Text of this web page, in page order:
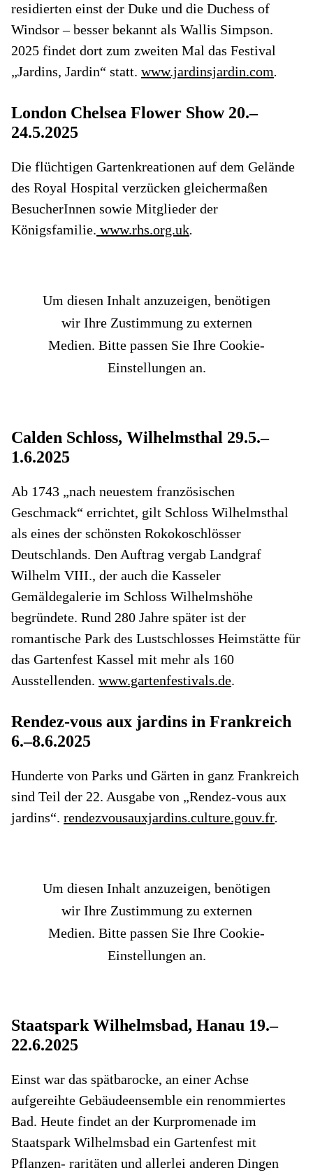
residierten einst der Duke und die Duchess of
Windsor – besser bekannt als Wallis Simpson.
2025 findet dort zum zweiten Mal das Festival
„Jardins, Jardin“ statt. www.jardinsjardin.com.
London Chelsea Flower Show 20.–
24.5.2025
Die flüchtigen Gartenkreationen auf dem Gelände
des Royal Hospital verzücken gleichermaßen
BesucherInnen sowie Mitglieder der
Königsfamilie. www.rhs.org.uk.
Um diesen Inhalt anzuzeigen, benötigen
wir Ihre Zustimmung zu externen
Medien. Bitte passen Sie Ihre Cookie-
Einstellungen an.
Calden Schloss, Wilhelmsthal 29.5.–
1.6.2025
Ab 1743 „nach neuestem französischen
Geschmack“ errichtet, gilt Schloss Wilhelmsthal
als eines der schönsten Rokokoschlösser
Deutschlands. Den Auftrag vergab Landgraf
Wilhelm VIII., der auch die Kasseler
Gemäldegalerie im Schloss Wilhelmshöhe
begründete. Rund 280 Jahre später ist der
romantische Park des Lustschlosses Heimstätte für
das Gartenfest Kassel mit mehr als 160
Ausstellenden. www.gartenfestivals.de.
Rendez-vous aux jardins in Frankreich
6.–8.6.2025
Hunderte von Parks und Gärten in ganz Frankreich
sind Teil der 22. Ausgabe von „Rendez-vous aux
jardins“. rendezvousauxjardins.culture.gouv.fr.
Um diesen Inhalt anzuzeigen, benötigen
wir Ihre Zustimmung zu externen
Medien. Bitte passen Sie Ihre Cookie-
Einstellungen an.
Staatspark Wilhelmsbad, Hanau 19.–
22.6.2025
Einst war das spätbarocke, an einer Achse
aufgereihte Gebäudeensemble ein renommiertes
Bad. Heute findet an der Kurpromenade im
Staatspark Wilhelmsbad ein Gartenfest mit
Pflanzen- raritäten und allerlei anderen Dingen